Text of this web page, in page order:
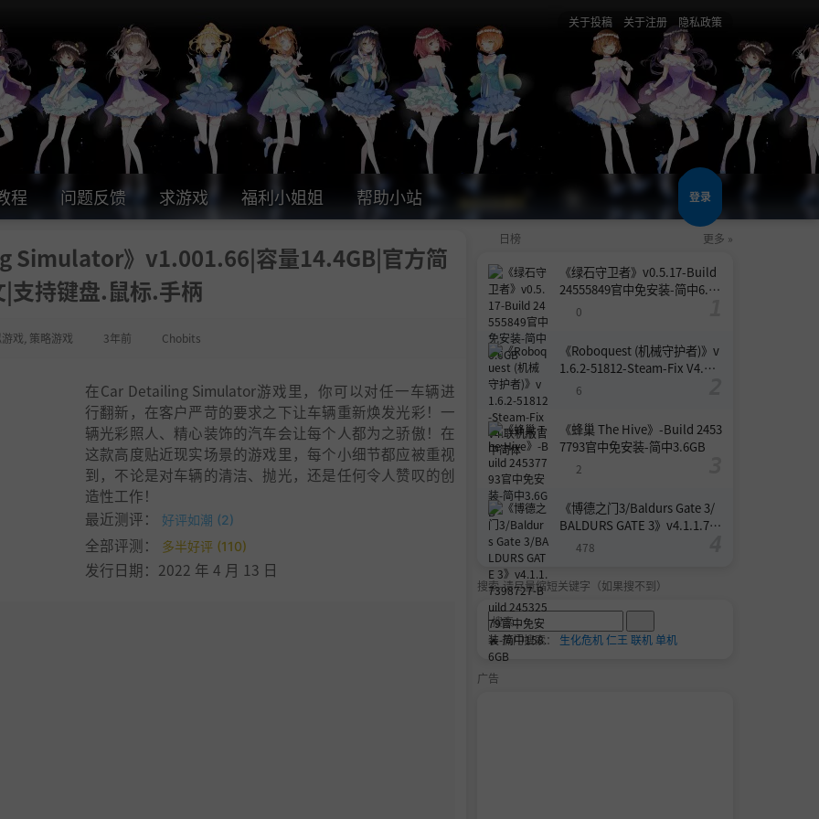
关于投稿 关于注册 隐私政策
程 问题反馈 求游戏 福利小姐姐 帮助小站 登录
Simulator》v1.001.66|容量14.4GB|官方简
|支持键盘.鼠标.手柄
戏 策略游戏 3年前 Chobits
在Car Detailing Simulator游戏里，你可以对任一车辆进
行翻新，在客户严苛的要求之下让车辆重新焕发光彩！一
辆光彩照人、精心装饰的汽车会让每个人都为之骄傲！在
这款高度贴近现实场景的游戏里，每个小细节都应被重视
到，不论是对车辆的清洁、抛光，还是任何令人赞叹的创
造性工作！
最近测评：
好评如潮 (2)
全部评测： 多半好评 (110)
发行日期：2022 年 4 月 13 日
日榜 更多 »
《绿石守卫者》v0.5.17-Build
24555849官中免安装-简中6.6
0
《Roboquest (机械守护者)》v
1.6.2-51812-Steam-Fix V4.联
机版官中简体
6
《蜂巢 The Hive》-Build 2453
7793官中免安装-简中3.6GB
2
《博德之门3/Baldurs Gate 3/
BALDURS GATE 3》v4.1.1.739
8727-Build 24532579官中免安
478
搜索-请尽量缩短关键字（如果搜不到）
🔥 热门搜索： 生化危机仁王 联机单机
广告